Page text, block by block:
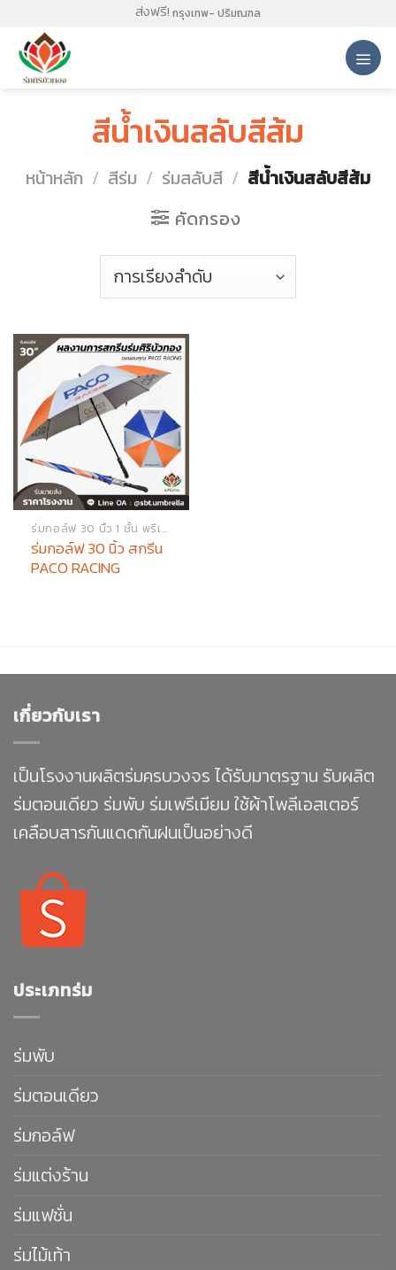
content
ส่งฟรี! กรุงเทพ- ปริมณฑล
สีน้ำเงินสลับสีส้ม
หน้าหลัก / สีร่ม / ร่มสลับสี / สีน้ำเงินสลับสีส้ม
คัดกรอง
ร่มกอล์ฟ 30 นิ้ว 1 ชั้น พรีเมียม
ร่มกอล์ฟ 30 นิ้ว สกรีน
PACO RACING
เกี่ยวกับเรา
เป็นโรงงานผลิตร่มครบวงจร ได้รับมาตรฐาน รับผลิต
ร่มตอนเดียว ร่มพับ ร่มเพรีเมียม ใช้ผ้าโพลีเอสเตอร์
เคลือบสารกันแดดกันฝนเป็นอย่างดี
ประเภทร่ม
ร่มพับ
ร่มตอนเดียว
ร่มกอล์ฟ
ร่มแต่งร้าน
ร่มแฟชั่น
ร่มไม้เท้า